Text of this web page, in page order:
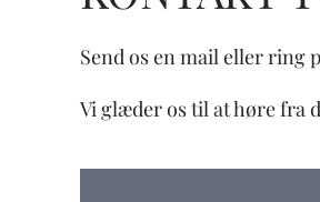
Send os en mail eller ring
Vi glæder os til at høre fra